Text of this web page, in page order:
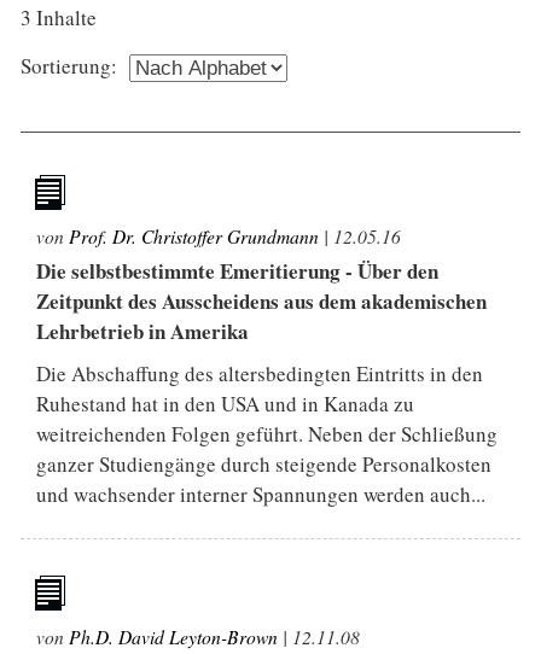
3 Inhalte
Sortierung:
von Prof. Dr. Christoffer Grundmann | 12.05.16
Die selbstbestimmte Emeritierung - Über den
Zeitpunkt des Ausscheidens aus dem akademischen
Lehrbetrieb in Amerika
Die Abschaffung des altersbedingten Eintritts in den
Ruhestand hat in den USA und in Kanada zu
weitreichenden Folgen geführt. Neben der Schließung
ganzer Studiengänge durch steigende Personalkosten
und wachsender interner Spannungen werden auch...
von Ph.D. David Leyton-Brown | 12.11.08